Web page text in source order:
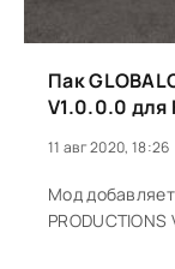
Пак
V1.0.0.0 для
11 авг 2020, 18:26
Мод добавляет